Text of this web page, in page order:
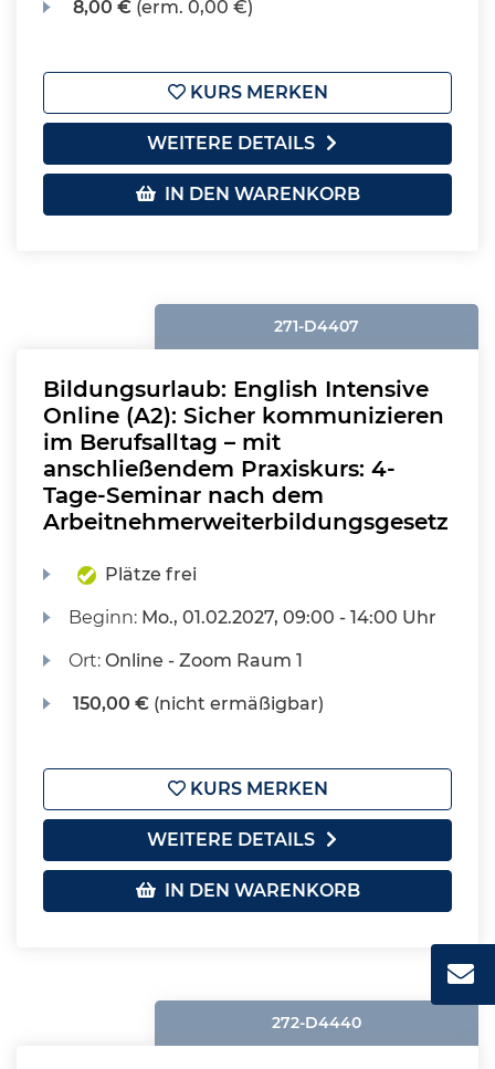
8,00 € (erm. 0,00 €)
KURS MERKEN
WEITERE DETAILS
IN DEN WARENKORB
271-D4407
Bildungsurlaub: English Intensive
Online (A2): Sicher kommunizieren
im Berufsalltag – mit
anschließendem Praxiskurs: 4-
Tage-Seminar nach dem
Arbeitnehmerweiterbildungsgesetz
Plätze frei
Beginn: Mo., 01.02.2027, 09:00 - 14:00 Uhr
Ort:Online - Zoom Raum 1
150,00 € (nicht ermäßigbar)
KURS MERKEN
WEITERE DETAILS
IN DEN WARENKORB
272-D4440